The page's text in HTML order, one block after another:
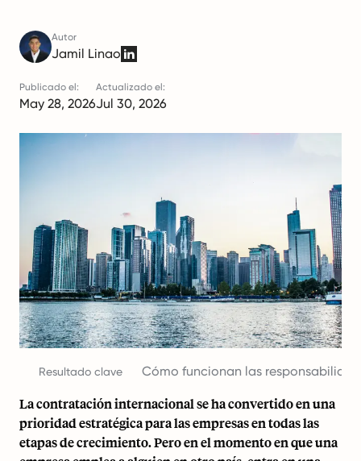
Autor
Jamil Linao
Publicado el:
May 28, 2026
Actualizado el:
Jul 30, 2026
Resultado clave Cómo funcionan las
La contratación internacional se ha convertido en una
prioridad estratégica para las empresas en todas las
etapas de crecimiento. Pero en el momento en que una